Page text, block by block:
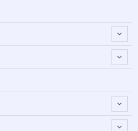
(12)